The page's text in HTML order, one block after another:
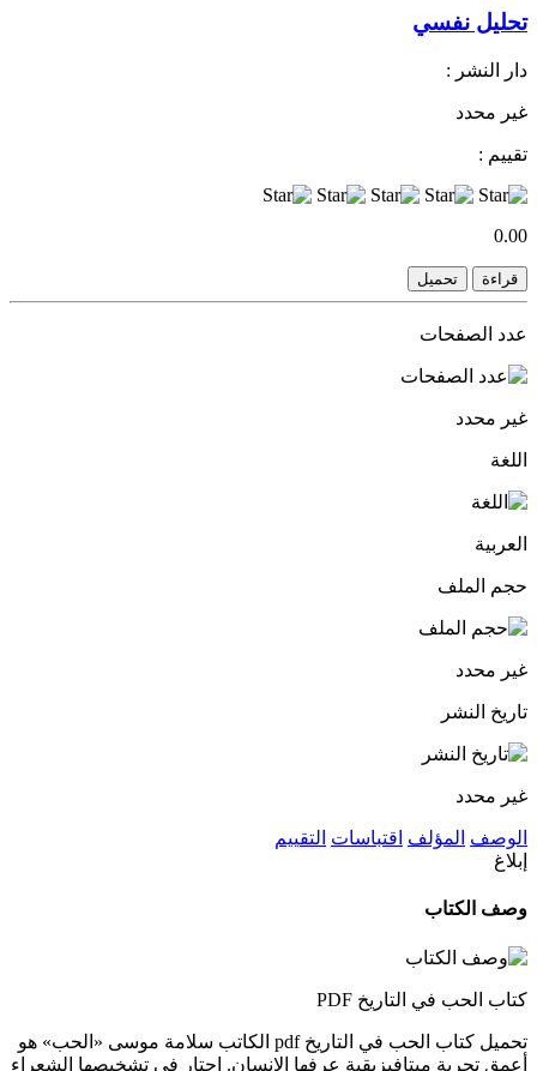
تحليل نفسي
دار النشر :
غير محدد
تقييم :
0.00
قراءة تحميل
عدد الصفحات
غير محدد
اللغة
العربية
حجم الملف
غير محدد
تاريخ النشر
غير محدد
الوصف المؤلف اقتباسات التقييم
إبلاغ
وصف الكتاب
كتاب الحب في التاريخ PDF
تحميل كتاب الحب في التاريخ pdf الكاتب سلامة موسى «الحب» هو
أعمق تجربة ميتافيزيقية عرفها الإنسان. احتار في تشخيصها الشعراء